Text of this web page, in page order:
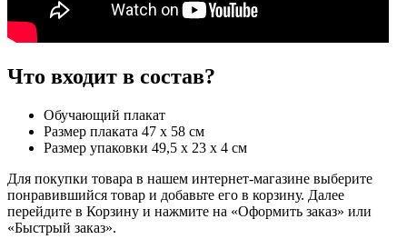
Что входит в состав?
Обучающий плакат
Размер плаката 47 х 58 см
Размер упаковки 49,5 х 23 х 4 см
Для покупки товара в нашем интернет-магазине выберите
понравившийся товар и добавьте его в корзину. Далее
перейдите в Корзину и нажмите на «Оформить заказ» или
«Быстрый заказ».